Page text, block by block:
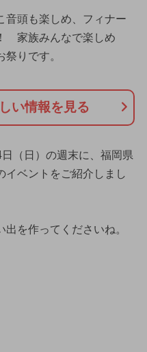
音頭も楽しめ、フィナー
家族みんなで楽しめ
りです。
い情報を見る
（日）の週末に、福岡県
イベントをご紹介しまし
を作ってくださいね。